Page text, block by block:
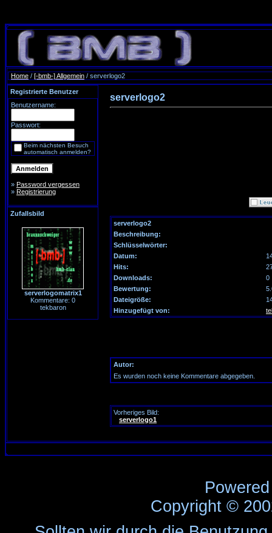
Home / [-bmb-] Allgemein / serverlogo2
Registrierte Benutzer
Benutzername:
Passwort:
Beim nächsten Besuch
automatisch anmelden?
» Password vergessen
» Registrierung
Zufallsbild
serverlogomatrix1
Kommentare: 0
tekbaron
serverlogo2
serverlogo2
Beschreibung:
Schlüsselwörter:
Datum:
Hits:
Downloads:
0
Bewertung:
Dateigröße:
Hinzugefügt von:
Autor:
Es wurden noch keine Kommentare abgegeben.
Vorheriges Bild:
serverlogo1
Copyright ©